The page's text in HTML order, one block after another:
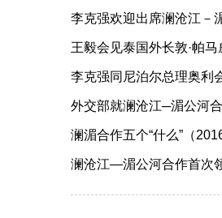
李克强欢迎出席澜沧江－
王毅会见泰国外长敦·帕马
李克强同尼泊尔总理奥利
外交部就澜沧江─湄公河
澜湄合作五个“什么”（
澜沧江—湄公河合作首次